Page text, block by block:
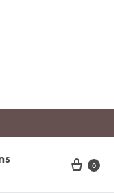
Cart
0